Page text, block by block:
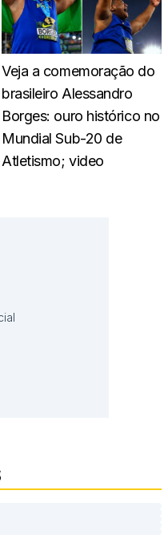
Veja a comemoração do
brasileiro Alessandro
Borges: ouro histórico no
Mundial Sub-20 de
Atletismo; video